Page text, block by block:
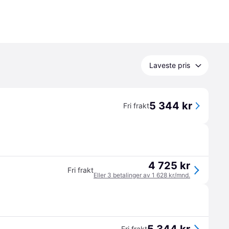
Laveste pris
Fri frakt5 344 kr
Fri frakt 4 725 kr
Eller 3 betalinger av 1 628 kr/mnd.